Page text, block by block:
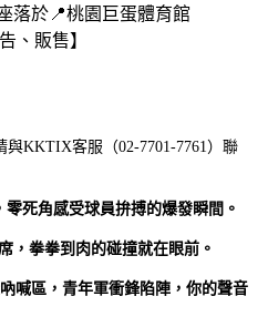
落於📍桃園巨蛋體育館
、販售】
與KKTIX客服（02-7701-7761）聯
零死角感受球員拚搏的爆發瞬間。
，拳拳到肉的碰撞就在眼前。
喊區，青年軍衝鋒陷陣，你的聲音